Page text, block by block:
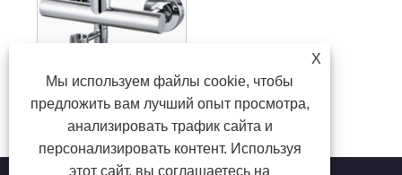
Смеситель для душа из хромированной латуни с держателем для биде
X
Мы используем файлы cookie, чтобы
предложить вам лучший опыт просмотра,
анализировать трафик сайта и
персонализировать контент. Используя
этот сайт, вы соглашаетесь на